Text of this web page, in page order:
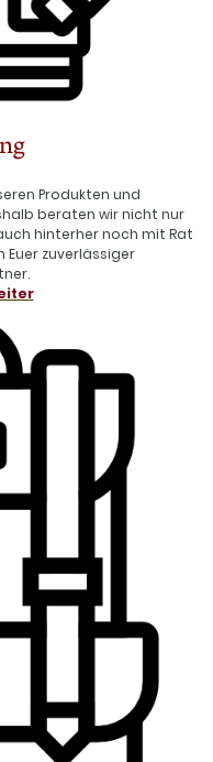
Produkten und
beraten wir nicht nur
hinterher noch mit Rat
Euer zuverlässiger